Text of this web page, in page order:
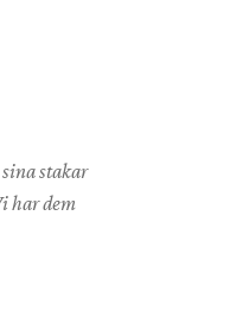
stakar
har dem